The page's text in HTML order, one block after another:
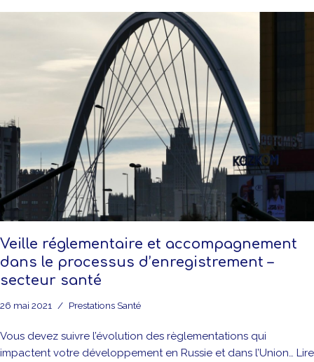
Veille réglementaire et accompagnement
dans le processus d’enregistrement –
secteur santé
26 mai 2021 Prestations Santé
Vous devez suivre l’évolution des règlementations qui
impactent votre développement en Russie et dans l’Union… Lire